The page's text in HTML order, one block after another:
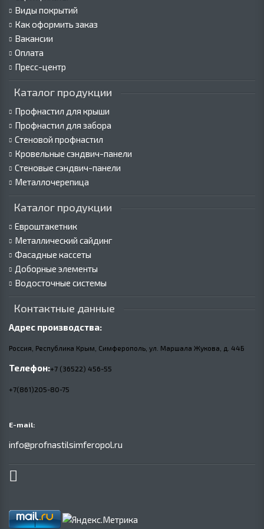
Виды покрытий
Как оформить заказ
Вакансии
Оплата
Пресс-центр
Каталог продукции
Профнастил для крыши
Профнастил для забора
Стеновой профнастил
Кровельные сэндвич-панели
Стеновые сэндвич-панели
Металлочерепица
Каталог продукции
Евроштакетник
Металлический сайдинг
Фасадные кассеты
Доборные элементы
Водосточные системы
Контактные данные
Адрес производства:
Россия, Республика Крым, Симферополь, ул. Маршала Жукова, д. 44Б
Телефон:+7 (36522) 456-55
+7(861)205-80-75
E-mail:
info@profnastilsimferopol.ru